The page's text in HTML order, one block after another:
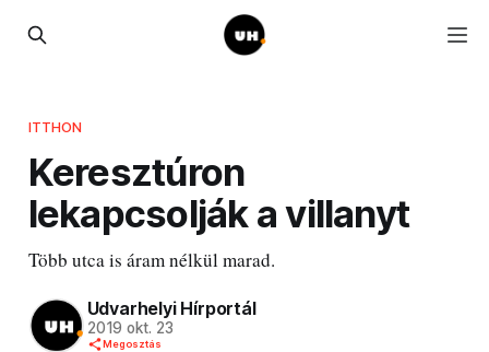
ITTHON
Keresztúron
lekapcsolják a villanyt
Több utca is áram nélkül marad.
Udvarhelyi Hírportál
2019 okt. 23
Megosztás